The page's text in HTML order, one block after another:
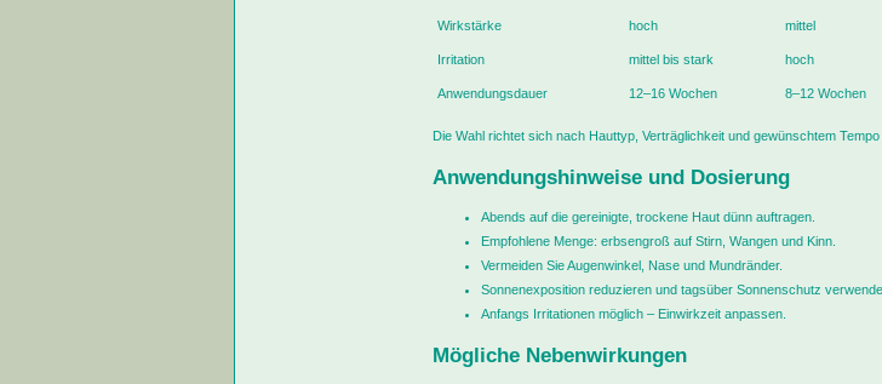
Wirkstärke hoch mittel
Irritation mittel bis stark hoch
Anwendungsdauer 12–16 Wochen 8–12 Wochen
Die Wahl richtet sich nach Hauttyp, Verträglichkeit und gewünschtem Tempo
Anwendungshinweise und Dosierung
Abends auf die gereinigte, trockene Haut dünn auftragen.
Empfohlene Menge: erbsengroß auf Stirn, Wangen und Kinn.
Vermeiden Sie Augenwinkel, Nase und Mundränder.
Sonnenexposition reduzieren und tagsüber Sonnenschutz
Anfangs Irritationen möglich – Einwirkzeit anpassen.
Mögliche Nebenwirkungen